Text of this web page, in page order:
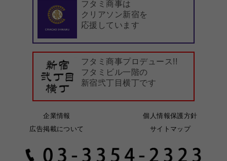
フタミ商事は
クリアソン新宿を
応援しています
フタミ商事プロデュース!!
フタミビル一階の
新宿弐丁目横丁です
企業情報
個人情報保護方針
広告掲載について
サイトマップ